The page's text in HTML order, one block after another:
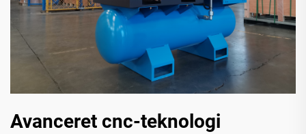
Avanceret cnc-teknologi